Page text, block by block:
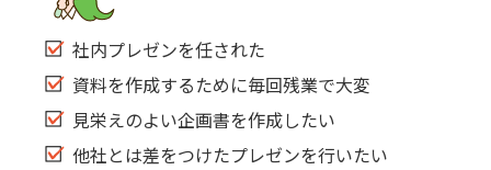
社内プレゼンを任された
資料を作成するために毎回残業で大変
見栄えのよい企画書を作成したい
他社とは差をつけたプレゼンを行いたい